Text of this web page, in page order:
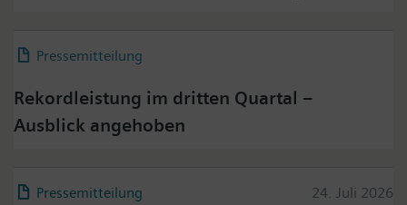
Pressemitteilung
Rekordleistung im dritten Quartal –
Ausblick angehoben
Pressemitteilung 24. Juli 2026